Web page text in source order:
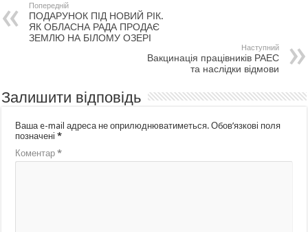
Попередній
ПОДАРУНОК ПІД НОВИЙ РІК.
ЯК ОБЛАСНА РАДА ПРОДАЄ
ЗЕМЛЮ НА БІЛОМУ ОЗЕРІ
Наступний
Вакцинація працівників РАЕС
та наслідки відмови
Залишити відповідь
Ваша e-mail адреса не оприлюднюватиметься. Обов’язкові поля
позначені*
Коментар*